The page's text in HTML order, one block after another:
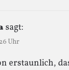
sagt:
Uhr
erstaunlich,